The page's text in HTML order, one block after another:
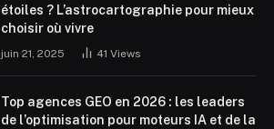
étoiles ? L’astrocartographie pour mieux
choisir où vivre
juin 21, 2025 41 Views
Top agences GEO en 2026 : les leaders
de l’optimisation pour moteurs IA et de la